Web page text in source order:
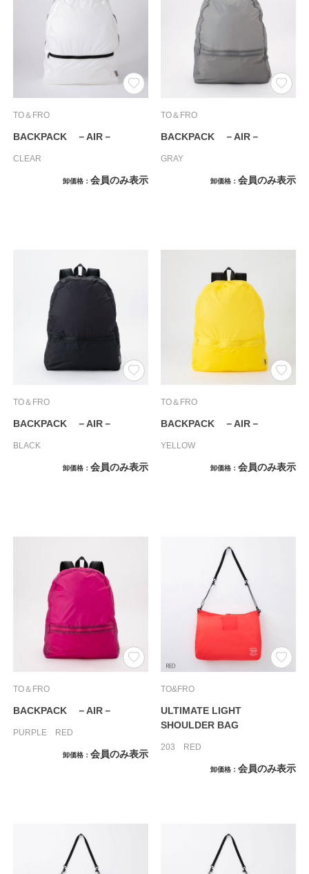
TO＆FRO
BACKPACK －AIR－
CLEAR
卸価格 会員のみ表示
TO＆FRO
BACKPACK －AIR－
GRAY
卸価格 会員のみ表示
TO＆FRO
BACKPACK －AIR－
BLACK
卸価格 会員のみ表示
TO＆FRO
BACKPACK －AIR－
YELLOW
卸価格 会員のみ表示
TO＆FRO
BACKPACK －AIR－
PURPLE RED
卸価格 会員のみ表示
TO&FRO
ULTIMATE LIGHT
SHOULDER BAG
203 RED
卸価格 会員のみ表示